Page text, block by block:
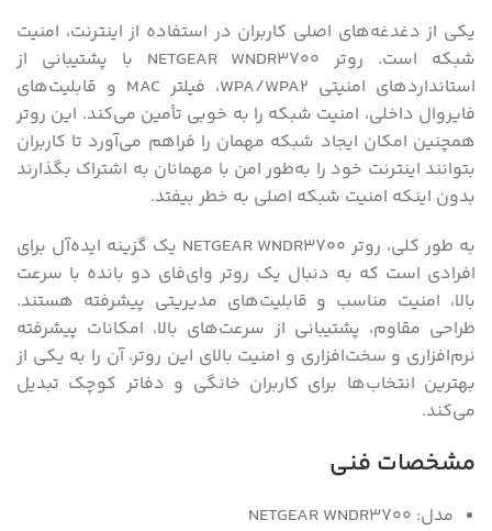
یکی از دغدغه‌های اصلی کاربران در استفاده از اینترنت، امنیت
شبکه است. روتر NETGEAR WNDR3700 با پشتیبانی از
استانداردهای امنیتی WPA/WPA2، فیلتر MAC و قابلیت‌های
فایروال داخلی، امنیت شبکه را به خوبی تأمین می‌کند. این روتر
همچنین امکان ایجاد شبکه مهمان را فراهم می‌آورد تا کاربران
بتوانند اینترنت خود را به‌طور امن با مهمانان به اشتراک بگذارند
بدون اینکه امنیت شبکه اصلی به خطر بیفتد.
به طور کلی، روتر NETGEAR WNDR3700 یک گزینه ایده‌آل برای
افرادی است که به دنبال یک روتر وای‌فای دو بانده با سرعت
بالا، امنیت مناسب و قابلیت‌های مدیریتی پیشرفته هستند.
طراحی مقاوم، پشتیبانی از سرعت‌های بالا، امکانات پیشرفته
نرم‌افزاری و سخت‌افزاری و امنیت بالای این روتر، آن را به یکی از
بهترین انتخاب‌ها برای کاربران خانگی و دفاتر کوچک تبدیل
می‌کند.
مشخصات فنی
مدل: NETGEAR WNDR3700